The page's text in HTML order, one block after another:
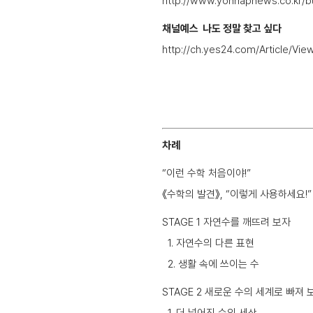
채널예스 나도 정말 찾고 싶다
http://ch.yes24.com/Article/
차례
“이런 수학 처음이야!”
《수학의 발견》, “이렇게 사용하세요!”
STAGE 1 자연수를 깨뜨려 보자
1. 자연수의 다른 표현
2. 생활 속에 쓰이는 수
STAGE 2 새로운 수의 세계로 빠져